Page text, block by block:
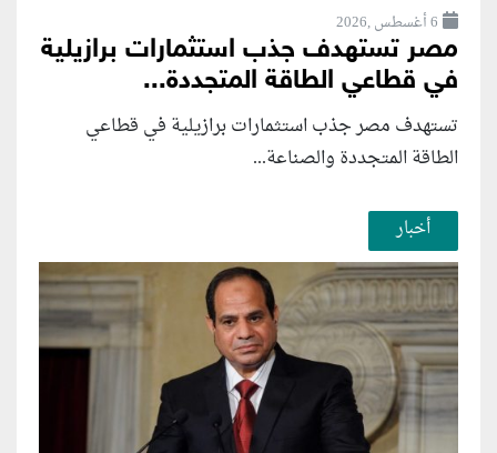
6 أغسطس ,2026
مصر تستهدف جذب استثمارات برازيلية
في قطاعي الطاقة المتجددة...
تستهدف مصر جذب استثمارات برازيلية في قطاعي
الطاقة المتجددة والصناعة...
أخبار